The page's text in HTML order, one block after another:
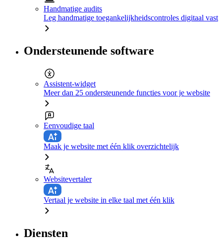
Handmatige audits
Leg handmatige toegankelijkheidscontroles digitaal vast
Ondersteunende software
Assistent-widget
Meer dan 25 ondersteunende functies voor je website
Eenvoudige taal
Maak je website met één klik overzichtelijk
Websitevertaler
Vertaal je website in elke taal met één klik
Diensten